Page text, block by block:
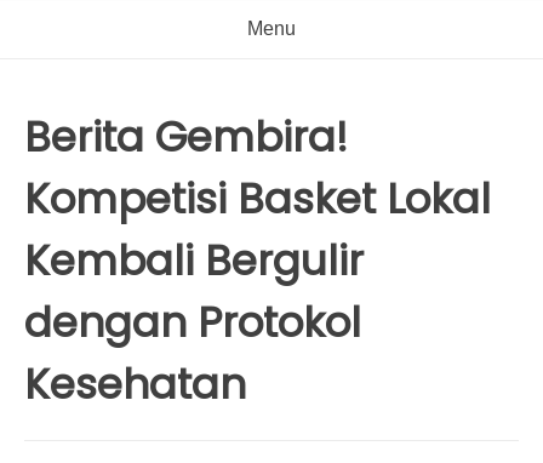
Menu
Berita Gembira!
Kompetisi Basket Lokal
Kembali Bergulir
dengan Protokol
Kesehatan